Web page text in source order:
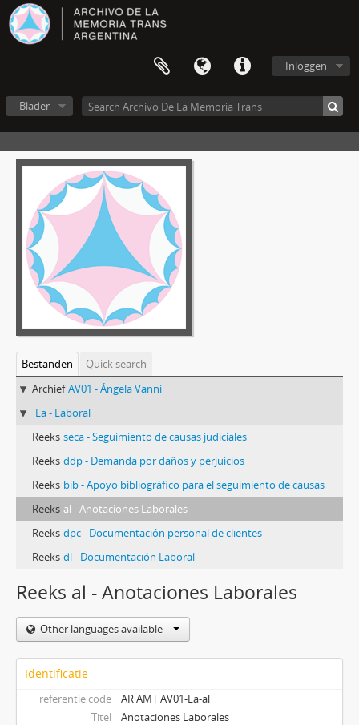
Inloggen
Blader
Bestanden
Quick search
Archief AV01 - Ángela Vanni
La - Laboral
Reeks seca - Seguimiento de causas judiciales
Reeks ddp - Demanda por daños y perjuicios
Reeks bib - Apoyo bibliográfico para el seguimiento de causas
Reeks al - Anotaciones Laborales
Reeks dpc - Documentación personal de clientes
Reeks dl - Documentación Laboral
Reeks al - Anotaciones Laborales
Other languages available
Identificatie
referentie code
AR AMT AV01-La-al
Titel
Anotaciones Laborales